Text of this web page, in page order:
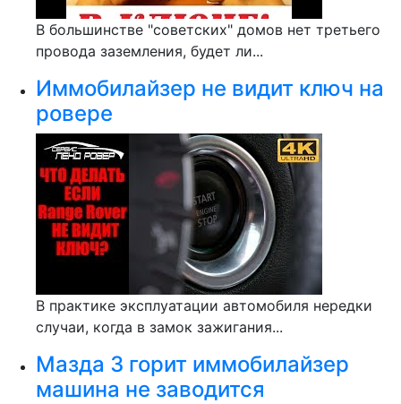
В большинстве "советских" домов нет третьего
провода заземления, будет ли...
Иммобилайзер не видит ключ на
ровере
В практике эксплуатации автомобиля нередки
случаи, когда в замок зажигания...
Мазда 3 горит иммобилайзер
машина не заводится